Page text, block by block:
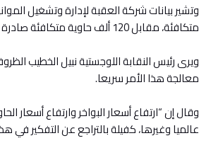
متكافئة، مقابل 120 ألف حاوية متكافئة صادرة محملة بالبضائع.
ويرى رئيس النقابة اللوجستية نبيل الخطيب
معالجة هذا الأمر سريعا.
وقال إن “ارتفاع أسعار البواخر وارتفاع أسعار
عالميا وغيرها، كفيلة بالتراجع عن التفكير في